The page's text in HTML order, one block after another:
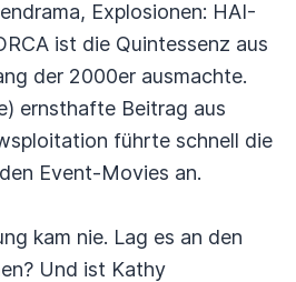
Explosionen: HAI-
ist die Quintessenz aus
der 2000er ausmachte.
ernsthafte Beitrag aus
führte schnell die
Event-Movies an.
kam nie. Lag es an den
Und ist Kathy